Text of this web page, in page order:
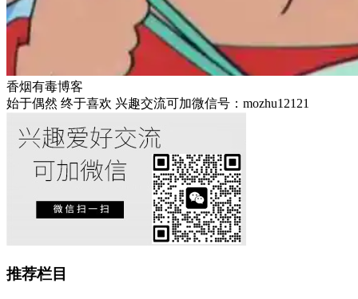
香烟有毒博客
始于偶然 终于喜欢 兴趣交流可加微信号：mozhu12121
推荐栏目